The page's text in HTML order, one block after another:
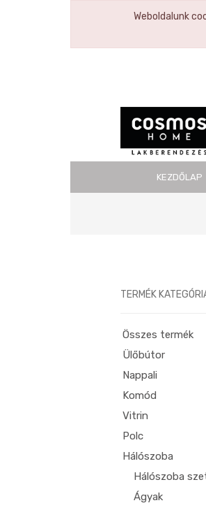
Weboldalunk
KEZDŐLAP
TERMÉK
Összes termék
Ülőbútor
Nappali
Komód
Vitrin
Polc
Hálószoba
Hálószoba
Ágyak